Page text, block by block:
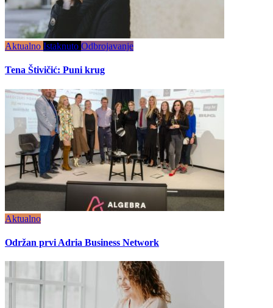
Aktualno Istaknuto Odbrojavanje
Tena Štivičić: Puni krug
Aktualno
Održan prvi Adria Business Network